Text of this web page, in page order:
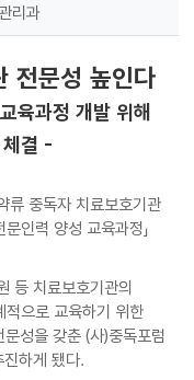
리과
전문성 높인다
육과정 개발 위해
체결 -
류 중독자 치료보호기관
인력 양성 교육과정」
등 치료보호기관의
적으로 교육하기 위한
성을 갖춘 (사)중독포럼
하게 됐다.